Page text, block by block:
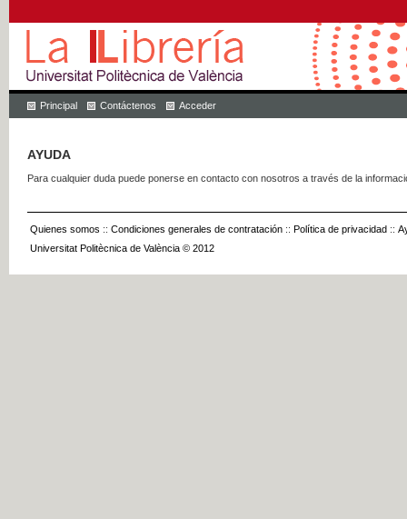
Principal Contáctenos Acceder
AYUDA
Para cualquier duda puede ponerse en contacto con nosotros a través de la
Quienes somos :: Condiciones generales de contratación :: Política de privacidad ::
Universitat Politècnica de València © 2012